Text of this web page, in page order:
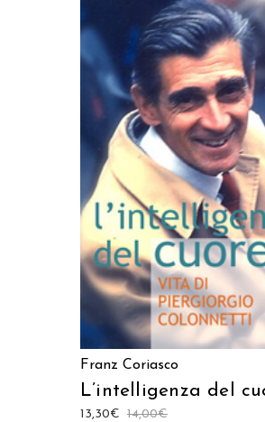
AGGIUNGI AL
Franz Coriasco
L’intelligenza del
14,00€
13,30€